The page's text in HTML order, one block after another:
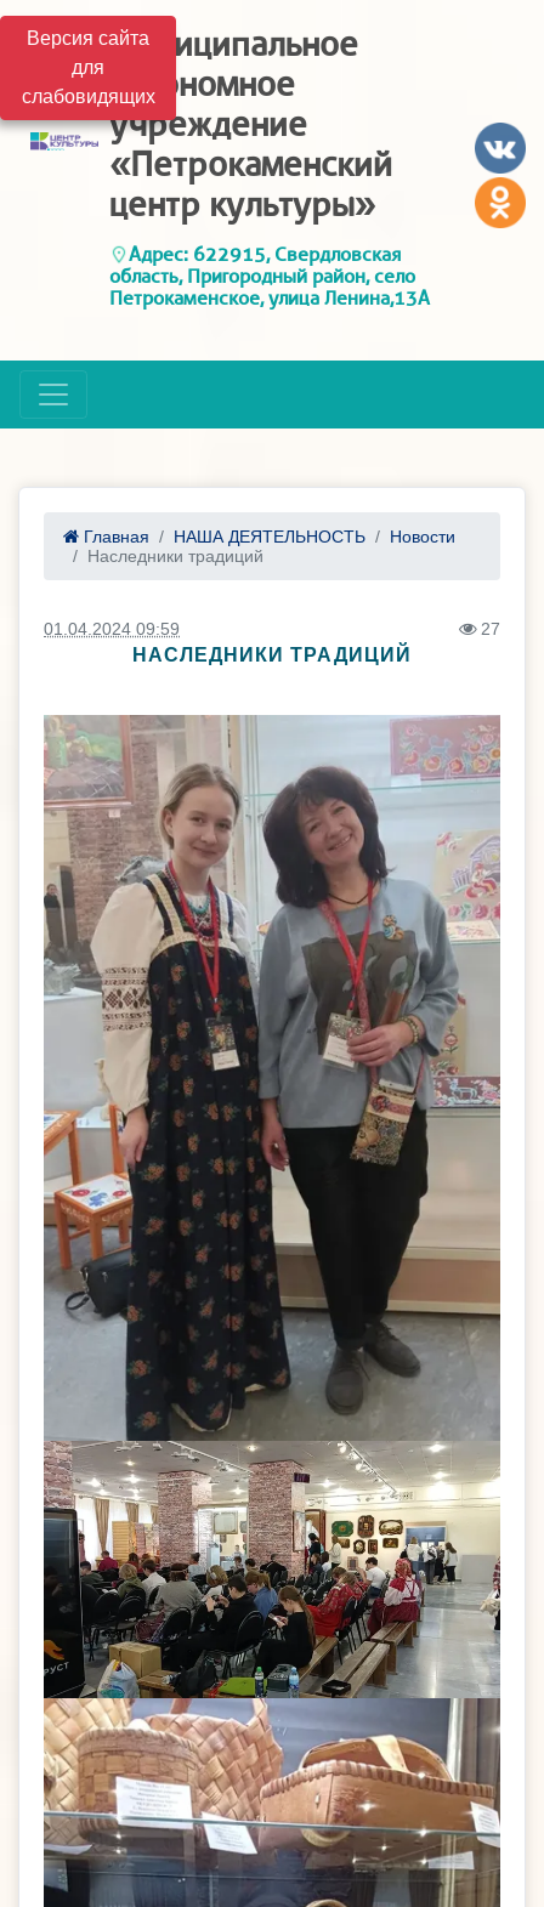
Версия сайта
для
слабовидящих
Муниципальное
автономное
учреждение
«Петрокаменский
центр культуры»
Адрес: 622915, Свердловская
область, Пригородный район, село
Петрокаменское, улица Ленина,13А
Главная НАША ДЕЯТЕЛЬНОСТЬ
Новости
Наследники традиций
01.04.2024 09:59 27
НАСЛЕДНИКИ ТРАДИЦИЙ